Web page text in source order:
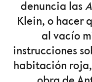
denuncia las
Klein, o hacer
al vacío
instrucciones
habitación